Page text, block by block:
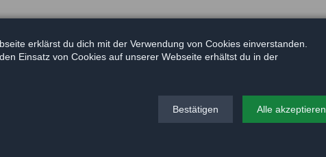
erklärst du dich mit der Verwendung von Cookies einverstanden.
Einsatz von Cookies auf unserer Webseite erhältst du in der
Bestätigen Alle akzeptieren